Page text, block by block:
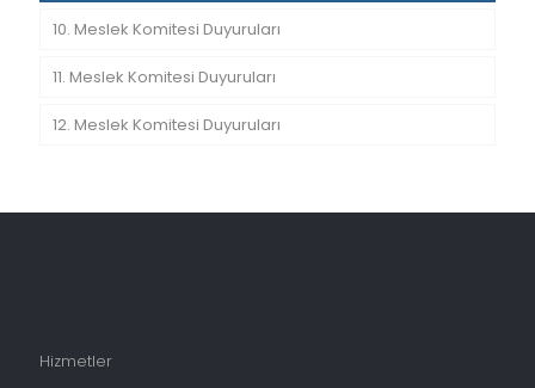
10. Meslek Komitesi Duyuruları
11. Meslek Komitesi Duyuruları
12. Meslek Komitesi Duyuruları
Hizmetler